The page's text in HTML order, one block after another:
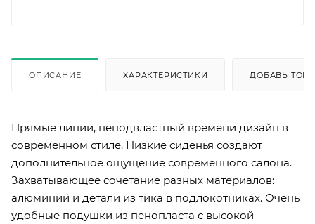
ОПИСАНИЕ ХАРАКТЕРИСТИКИ ДОБАВЬ
Прямые линии, неподвластный времени дизайн в
современном стиле. Низкие сиденья создают
дополнительное ощущение современного салона.
Захватывающее сочетание разных материалов:
алюминий и детали из тика в подлокотниках. Очень
удобные подушки из пенопласта с высокой